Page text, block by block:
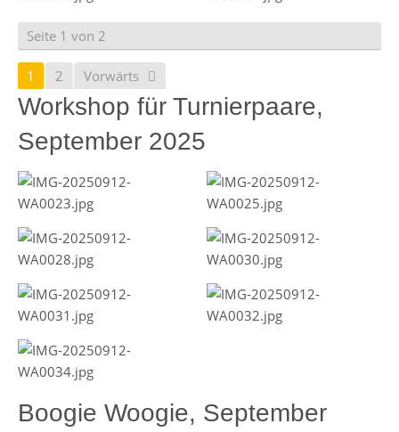
Seite 1 von 2
1 2 Vorwärts
Workshop für Turnierpaare,
September 2025
Boogie Woogie, September